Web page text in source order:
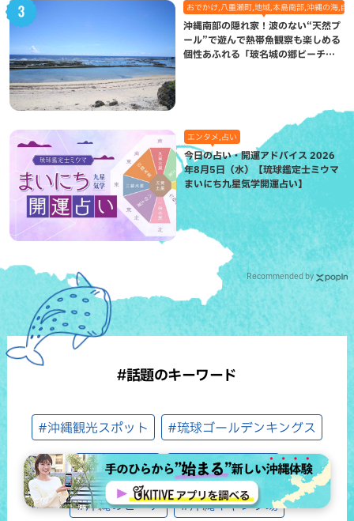
おでかけ,八重瀬町,地域,本島南部,沖縄の海,自
沖縄南部の隠れ家！波のない“天然プ
ール”で遊んで熱帯魚観察も楽しめる
個性あふれる「玻名城の郷ビーチ」
エンタメ,占い
今日の占い・開運アドバイス 2026
年8月5日（水）【琉球鑑定士ミウマ
まいにち九星気学開運占い】
Recommended by
#話題のキーワード
#沖縄観光スポット #琉球ゴールデンキングス
#シウマ占い #OKITIVEまとめ
#沖縄のビーチ #沖縄キャンプ場